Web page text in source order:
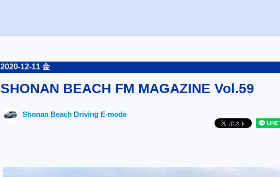
2020-12-11 金
SHONAN BEACH FM MAGAZINE Vol.59
Shonan Beach Driving E-mode